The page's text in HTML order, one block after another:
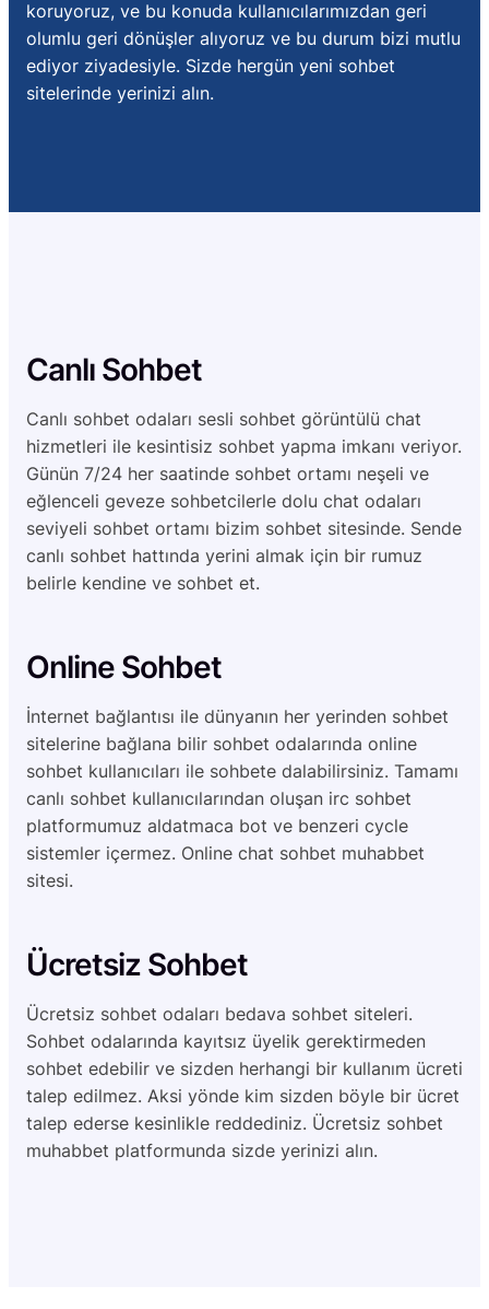
koruyoruz, ve bu konuda kullanıcılarımızdan geri
olumlu geri dönüşler alıyoruz ve bu durum bizi mutlu
ediyor ziyadesiyle. Sizde hergün yeni sohbet
sitelerinde yerinizi alın.
Canlı Sohbet
Canlı sohbet odaları sesli sohbet görüntülü chat
hizmetleri ile kesintisiz sohbet yapma imkanı veriyor.
Günün 7/24 her saatinde sohbet ortamı neşeli ve
eğlenceli geveze sohbetcilerle dolu chat odaları
seviyeli sohbet ortamı bizim sohbet sitesinde. Sende
canlı sohbet hattında yerini almak için bir rumuz
belirle kendine ve sohbet et.
Online Sohbet
İnternet bağlantısı ile dünyanın her yerinden sohbet
sitelerine bağlana bilir sohbet odalarında online
sohbet kullanıcıları ile sohbete dalabilirsiniz. Tamamı
canlı sohbet kullanıcılarından oluşan irc sohbet
platformumuz aldatmaca bot ve benzeri cycle
sistemler içermez. Online chat sohbet muhabbet
sitesi.
Ücretsiz Sohbet
Ücretsiz sohbet odaları bedava sohbet siteleri.
Sohbet odalarında kayıtsız üyelik gerektirmeden
sohbet edebilir ve sizden herhangi bir kullanım ücreti
talep edilmez. Aksi yönde kim sizden böyle bir ücret
talep ederse kesinlikle reddediniz. Ücretsiz sohbet
muhabbet platformunda sizde yerinizi alın.